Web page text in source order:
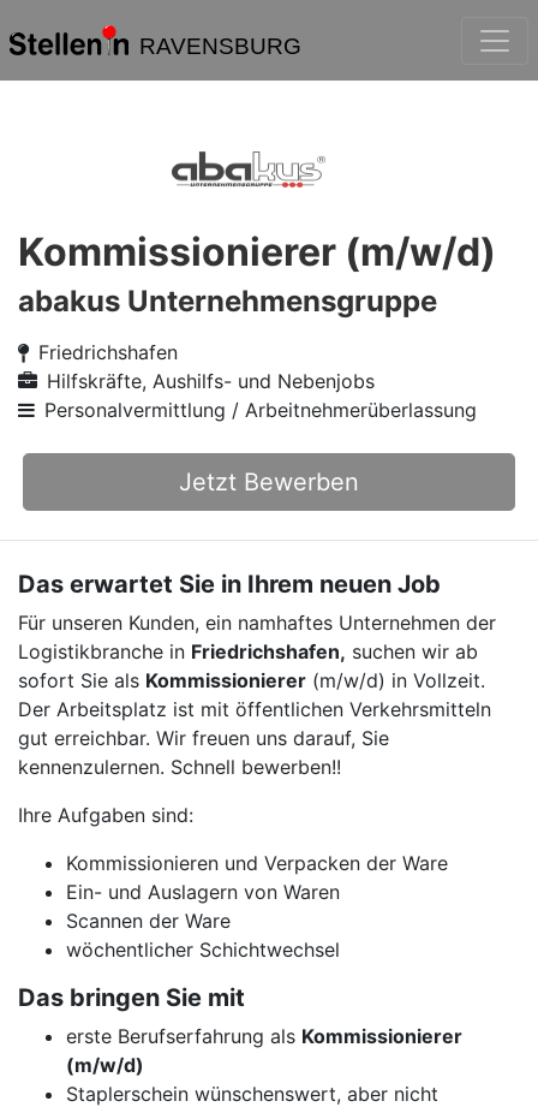
RAVENSBURG
Kommissionierer (m/w/d)
abakus Unternehmensgruppe
Friedrichshafen
Hilfskräfte, Aushilfs- und Nebenjobs
Personalvermittlung / Arbeitnehmerüberlassung
Jetzt Bewerben
Das erwartet Sie in Ihrem neuen Job
Für unseren Kunden, ein namhaftes Unternehmen der
Logistikbranche in Friedrichshafen, suchen wir ab
sofort Sie als Kommissionierer (m/w/d) in Vollzeit.
Der Arbeitsplatz ist mit öffentlichen Verkehrsmitteln
gut erreichbar. Wir freuen uns darauf, Sie
kennenzulernen. Schnell bewerben!!
Ihre Aufgaben sind:
Kommissionieren und Verpacken der Ware
Ein- und Auslagern von Waren
Scannen der Ware
wöchentlicher Schichtwechsel
Das bringen Sie mit
erste Berufserfahrung als Kommissionierer
(m/w/d)
Staplerschein wünschenswert, aber nicht